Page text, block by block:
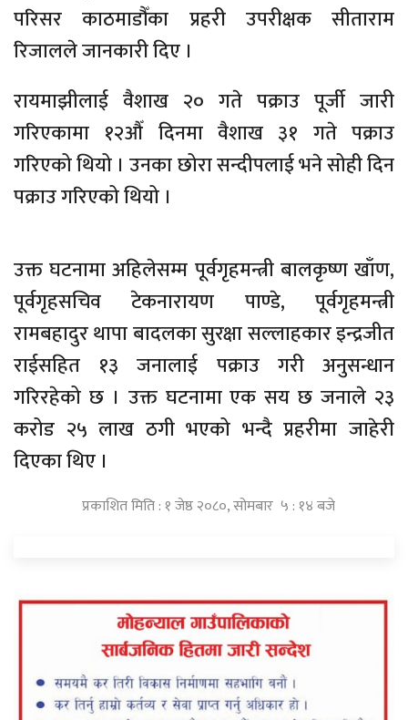
परिसर काठमाडौँका प्रहरी उपरीक्षक सीताराम
रिजालले जानकारी दिए ।
रायमाझीलाई वैशाख २० गते पक्राउ पूर्जी जारी
गरिएकामा १२औँ दिनमा वैशाख ३१ गते पक्राउ
गरिएको थियो । उनका छोरा सन्दीपलाई भने सोही दिन
पक्राउ गरिएको थियो ।
उक्त घटनामा अहिलेसम्म पूर्वगृहमन्त्री बालकृष्ण खाँण,
पूर्वगृहसचिव टेकनारायण पाण्डे, पूर्वगृहमन्त्री
रामबहादुर थापा बादलका सुरक्षा सल्लाहकार इन्द्रजीत
राईसहित १३ जनालाई पक्राउ गरी अनुसन्धान
गरिरहेको छ । उक्त घटनामा एक सय छ जनाले २३
करोड २५ लाख ठगी भएको भन्दै प्रहरीमा जाहेरी
दिएका थिए ।
प्रकाशित मिति : १ जेष्ठ २०८०, सोमबार ५ : १४ बजे